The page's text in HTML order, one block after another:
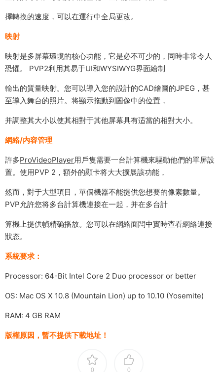
擇轉換的速度，可以在運行中全局更改。
映射
映射是多屏幕環境的核心功能，它是必不可少的，同時非常令人
恐懼。 PVP2利用其易于UI和WYSIWYG界面繪制
輸出的質量映射。您可以導入您的設計的CAD繪圖的JPEG，甚
至導入舞台的照片。将顯示拖動到圖像中的位置，
并調整其大小以使其相對于其他屏幕具有适當的相對大小。
網絡/内容管理
許多ProVideoPlayer用戶隻需要一台計算機來驅動他們的單屏設
置。使用PVP 2，額外的顯卡将大大擴展該功能，
然而，對于大型項目，單個機器不能提供您想要的像素數量。
PVP允許您将多台計算機連接在一起，并在多台計
算機上提供幀精确播放。您可以在網絡面闆中實時查看網絡連接
狀态。
系統要求：
Processor: 64-Bit Intel Core 2 Duo processor or better
OS: Mac OS X 10.8 (Mountain Lion) up to 10.10 (Yosemite)
RAM: 4 GB RAM
版權原因，暫不提供下載地址！
0 0